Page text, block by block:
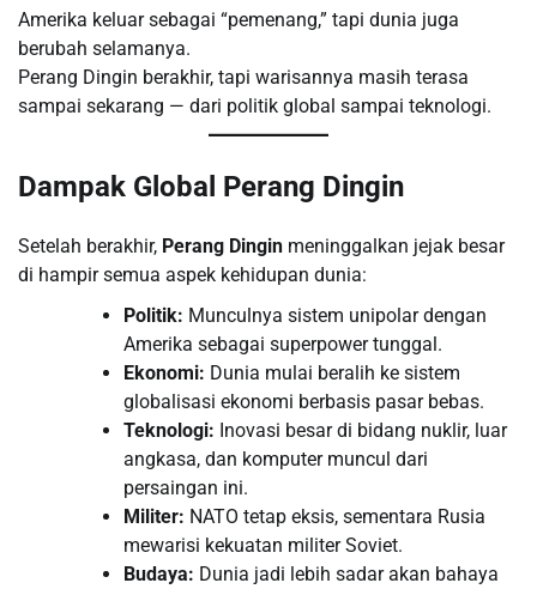
Amerika keluar sebagai “pemenang,” tapi dunia juga
berubah selamanya.
Perang Dingin berakhir, tapi warisannya masih terasa
sampai sekarang — dari politik global sampai teknologi.
Dampak Global Perang Dingin
Setelah berakhir, Perang Dingin meninggalkan jejak besar
di hampir semua aspek kehidupan dunia:
Politik: Munculnya sistem unipolar dengan
Amerika sebagai superpower tunggal.
Ekonomi: Dunia mulai beralih ke sistem
globalisasi ekonomi berbasis pasar bebas.
Teknologi: Inovasi besar di bidang nuklir, luar
angkasa, dan komputer muncul dari
persaingan ini.
Militer: NATO tetap eksis, sementara Rusia
mewarisi kekuatan militer Soviet.
Budaya: Dunia jadi lebih sadar akan bahaya